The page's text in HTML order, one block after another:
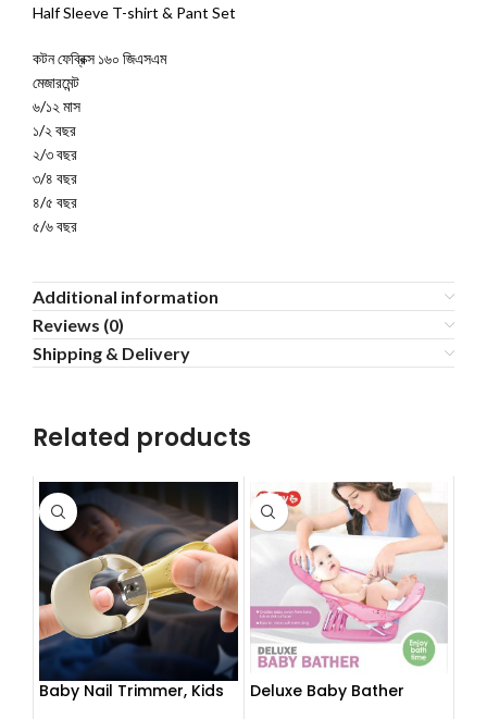
Half Sleeve T-shirt & Pant Set
কটন ফেব্রিক্স ১৬০ জিএসএম
মেজারমেন্ট
৬/১২ মাস
১/২ বছর
২/৩ বছর
৩/৪ বছর
৪/৫ বছর
৫/৬ বছর
Additional information
Reviews (0)
Shipping & Delivery
Related products
Baby Nail Trimmer, Kids
Deluxe Baby Bather